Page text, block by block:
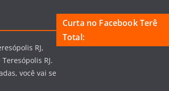
RJ,
RJ.
você vai se
Curta no Facebook Terê
Total: